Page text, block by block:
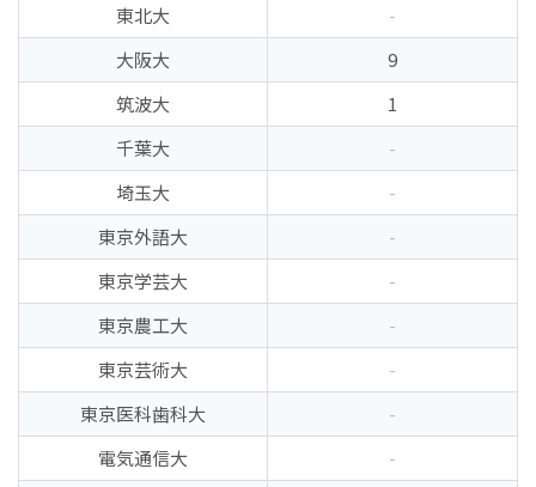
東北大
-
大阪大
9
筑波大
1
千葉大
-
埼玉大
-
東京外語大
-
東京学芸大
-
東京農工大
-
東京芸術大
-
東京医科歯科大
-
電気通信大
-